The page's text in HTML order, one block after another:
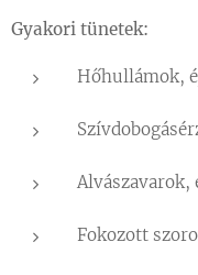
Gyakori tünetek:
Hőhullámok,
Alvászavarok,
Fokozott